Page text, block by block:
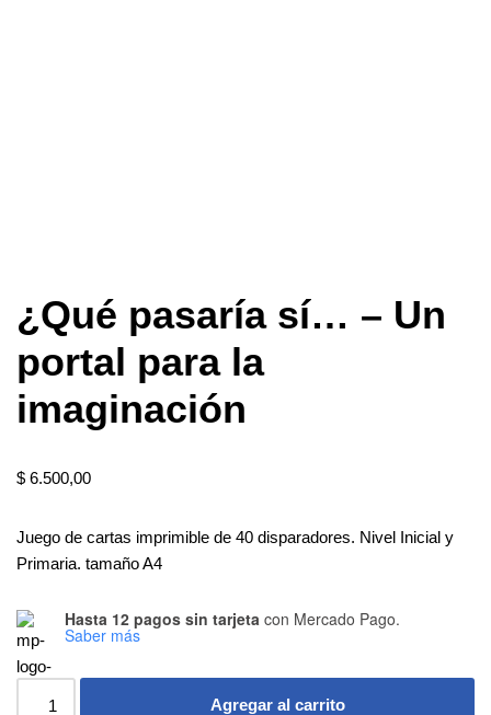
¿Qué pasaría sí… – Un
portal para la
imaginación
$ 6.500,00
Juego de cartas imprimible de 40 disparadores. Nivel Inicial y
Primaria. tamaño A4
Hasta 12 pagos sin tarjeta con Mercado Pago.
Saber más
Agregar al carrito